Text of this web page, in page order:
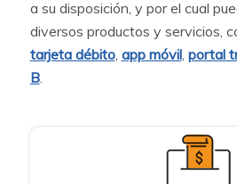
a su disposición, y por el cual
diversos productos y servicios,
tarjeta débito, app móvil, portal
B.